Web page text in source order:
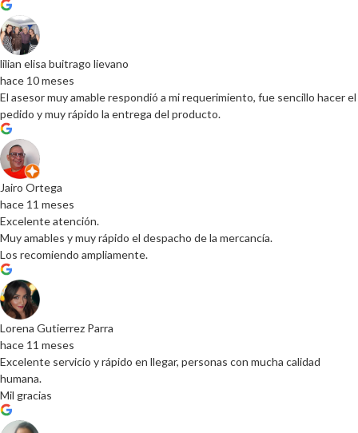
lilian elisa buitrago lievano
hace 10 meses
El asesor muy amable respondió a mi requerimiento, fue sencillo hacer el
pedido y muy rápido la entrega del producto.
Jairo Ortega
hace 11 meses
Excelente atención.
Muy amables y muy rápido el despacho de la mercancía.
Los recomiendo ampliamente.
Lorena Gutierrez Parra
hace 11 meses
Excelente servicio y rápido en llegar, personas con mucha calidad
humana.
Mil gracias